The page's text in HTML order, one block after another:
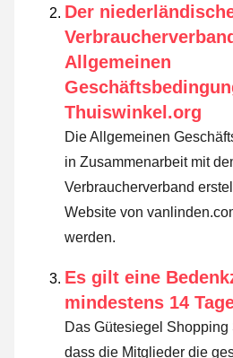
Der
Allgemeinen
Thuiswinkel.org
Die Allgemeinen
in Zusammenarbeit mit
Verbraucherverband
Website von
werden.
Es gilt eine
mindestens 14
Das Gütesiegel Shopping
dass die Mitglieder die